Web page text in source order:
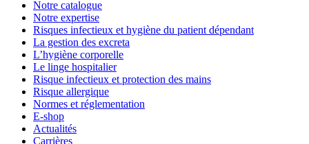
Notre catalogue
Notre expertise
Risques infectieux et hygiène du patient dépendant
La gestion des excreta
L’hygiène corporelle
Le linge hospitalier
Risque infectieux et protection des mains
Risque allergique
Normes et réglementation
E-shop
Actualités
Carrières